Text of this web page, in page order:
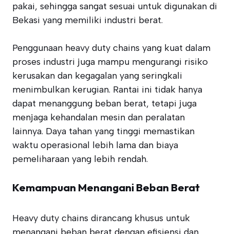
pakai, sehingga sangat sesuai untuk digunakan di
Bekasi yang memiliki industri berat.
Penggunaan heavy duty chains yang kuat dalam
proses industri juga mampu mengurangi risiko
kerusakan dan kegagalan yang seringkali
menimbulkan kerugian. Rantai ini tidak hanya
dapat menanggung beban berat, tetapi juga
menjaga kehandalan mesin dan peralatan
lainnya. Daya tahan yang tinggi memastikan
waktu operasional lebih lama dan biaya
pemeliharaan yang lebih rendah.
Kemampuan Menangani Beban Berat
Heavy duty chains dirancang khusus untuk